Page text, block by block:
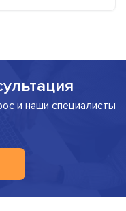
и наши специалисты